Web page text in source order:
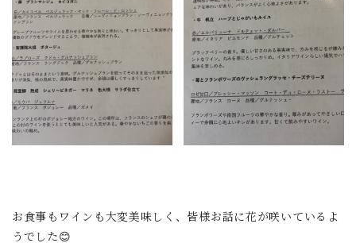
お食事もワインも大変美味しく、皆様お話に花が咲いているよ
うでした😊